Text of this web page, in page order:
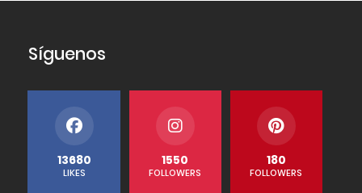
Síguenos
13680
LIKES
1550
FOLLOWERS
180
FOLLOWERS